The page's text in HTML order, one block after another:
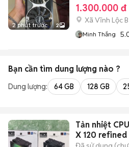
2 phút trước 2
1.300.000 đ
Xã Vĩnh Lộc B
Minh Thắng
Bạn cần tìm dung lượng nào ?
Dung lượng: 64 GB 128 GB
Tản nhiệt
X 120 refined